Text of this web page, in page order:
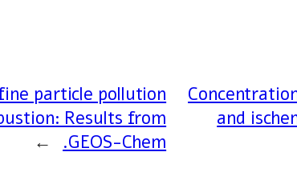
and
particle pollution
Results from
GEOS-Chem.
→